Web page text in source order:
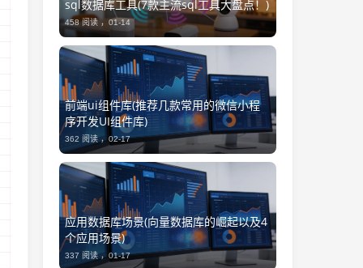
sql数据库工具(7款主流sql工具大盘点！)
458 阅读 ，01-14
前端ui组件库(推荐几款常用的微信小程
序开发UI组件库)
362 阅读 ，02-17
应用数据库场景(向量数据库的崛起以及4
个应用场景)
337 阅读 ，01-17